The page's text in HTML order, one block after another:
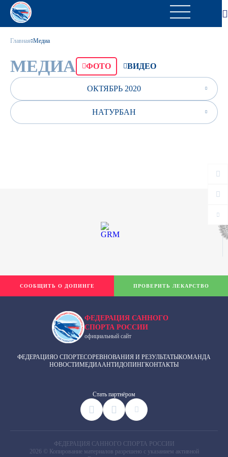
Главная Медиа
МЕДИА ФОТО ВИДЕО
ОКТЯБРЬ 2020
НАТУРБАН
ФЕДЕРАЦИЯ САННОГО
СПОРТА РОССИИ
официальный сайт
ФЕДЕРАЦИЯО СПОРТЕСОРЕВНОВАНИЯ И РЕЗУЛЬТАТЫКОМАНДА
НОВОСТИМЕДИААНТИДОПИНГКОНТАКТЫ
Cтать партнёром
СООБЩИТЬ О ДОПИНГЕ ПРОВЕРИТЬ ЛЕКАРСТВО
ФЕДЕРАЦИЯ САННОГО СПОРТА РОССИИ
2026 © Копирование материалов разрешено с указанием активной